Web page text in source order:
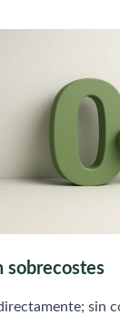
sobrecostes
sin